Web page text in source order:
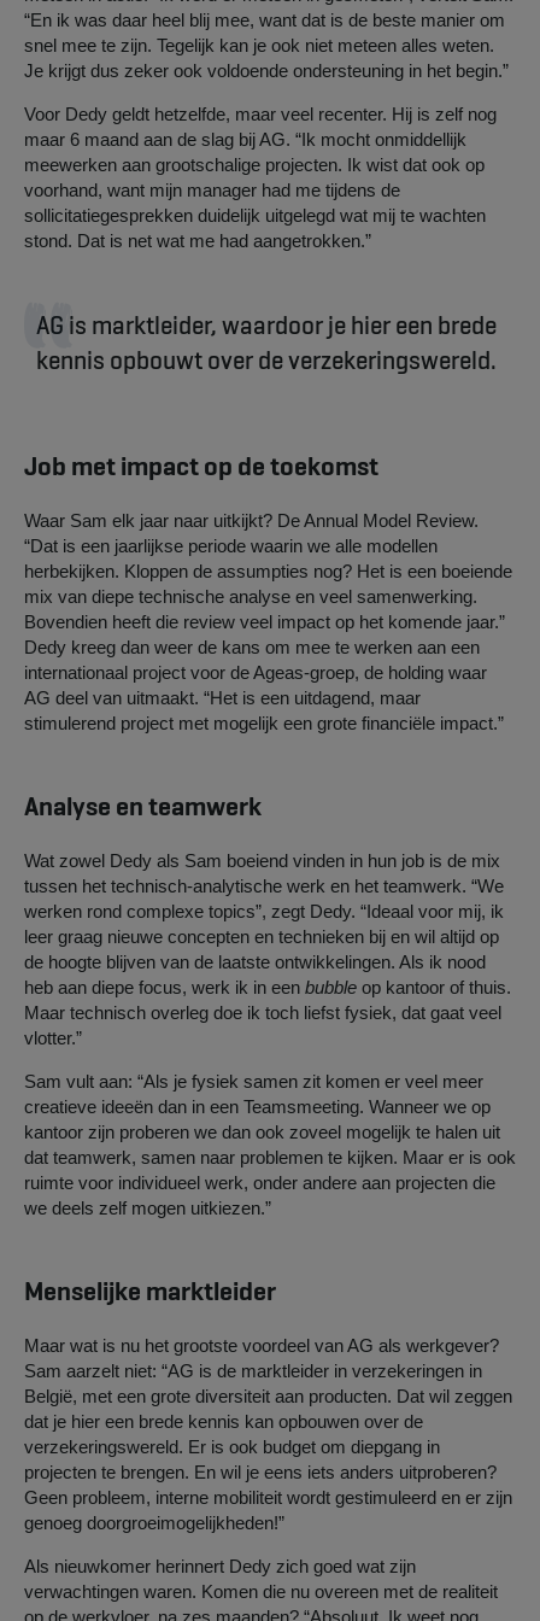
“En ik was daar heel blij mee, want dat is de beste manier om
snel mee te zijn. Tegelijk kan je ook niet meteen alles weten.
Je krijgt dus zeker ook voldoende ondersteuning in het begin.”
Voor Dedy geldt hetzelfde, maar veel recenter. Hij is zelf nog
maar 6 maand aan de slag bij AG. “Ik mocht onmiddellijk
meewerken aan grootschalige projecten. Ik wist dat ook op
voorhand, want mijn manager had me tijdens de
sollicitatiegesprekken duidelijk uitgelegd wat mij te wachten
stond. Dat is net wat me had aangetrokken.”
AG is marktleider, waardoor je hier een brede
kennis opbouwt over de verzekeringswereld.
Job met impact op de toekomst
Waar Sam elk jaar naar uitkijkt? De Annual Model Review.
“Dat is een jaarlijkse periode waarin we alle modellen
herbekijken. Kloppen de assumpties nog? Het is een boeiende
mix van diepe technische analyse en veel samenwerking.
Bovendien heeft die review veel impact op het komende jaar.”
Dedy kreeg dan weer de kans om mee te werken aan een
internationaal project voor de Ageas-groep, de holding waar
AG deel van uitmaakt. “Het is een uitdagend, maar
stimulerend project met mogelijk een grote financiële impact.”
Analyse en teamwerk
Wat zowel Dedy als Sam boeiend vinden in hun job is de mix
tussen het technisch-analytische werk en het teamwerk. “We
werken rond complexe topics”, zegt Dedy. “Ideaal voor mij, ik
leer graag nieuwe concepten en technieken bij en wil altijd op
de hoogte blijven van de laatste ontwikkelingen. Als ik nood
heb aan diepe focus, werk ik in een bubble op kantoor of thuis.
Maar technisch overleg doe ik toch liefst fysiek, dat gaat veel
vlotter.”
Sam vult aan: “Als je fysiek samen zit komen er veel meer
creatieve ideeën dan in een Teamsmeeting. Wanneer we op
kantoor zijn proberen we dan ook zoveel mogelijk te halen uit
dat teamwerk, samen naar problemen te kijken. Maar er is ook
ruimte voor individueel werk, onder andere aan projecten die
we deels zelf mogen uitkiezen.”
Menselijke marktleider
Maar wat is nu het grootste voordeel van AG als werkgever?
Sam aarzelt niet: “AG is de marktleider in verzekeringen in
België, met een grote diversiteit aan producten. Dat wil zeggen
dat je hier een brede kennis kan opbouwen over de
verzekeringswereld. Er is ook budget om diepgang in
projecten te brengen. En wil je eens iets anders uitproberen?
Geen probleem, interne mobiliteit wordt gestimuleerd en er zijn
genoeg doorgroeimogelijkheden!”
Als nieuwkomer herinnert Dedy zich goed wat zijn
verwachtingen waren. Komen die nu overeen met de realiteit
op de werkvloer, na zes maanden? “Absoluut. Ik weet nog